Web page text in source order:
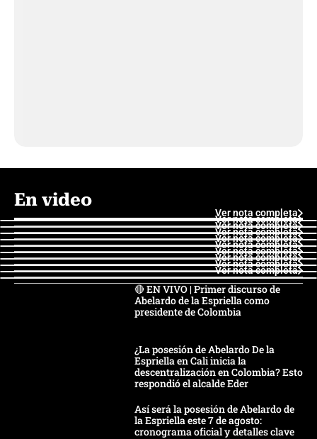
En video
Ver nota completa
Ver nota completa
Ver nota completa
Ver nota completa
Ver nota completa
Ver nota completa
Ver nota completa
Ver nota completa
Ver nota completa
Ver nota completa
🔴 EN VIVO | Primer discurso de
Abelardo de la Espriella como
presidente de Colombia
¿La posesión de Abelardo De la
Espriella en Cali inicia la
descentralización en Colombia? Esto
respondió el alcalde Eder
Así será la posesión de Abelardo de
la Espriella este 7 de agosto:
cronograma oficial y detalles clave